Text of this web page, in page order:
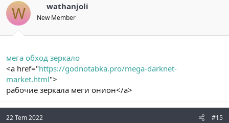
W wathanjoli
New Member
мега обход зеркало
<a href="https://godnotabka.pro/mega-darknet-
market.html">
рабочие зеркала меги онион</a>
22 Tem 2022 #15